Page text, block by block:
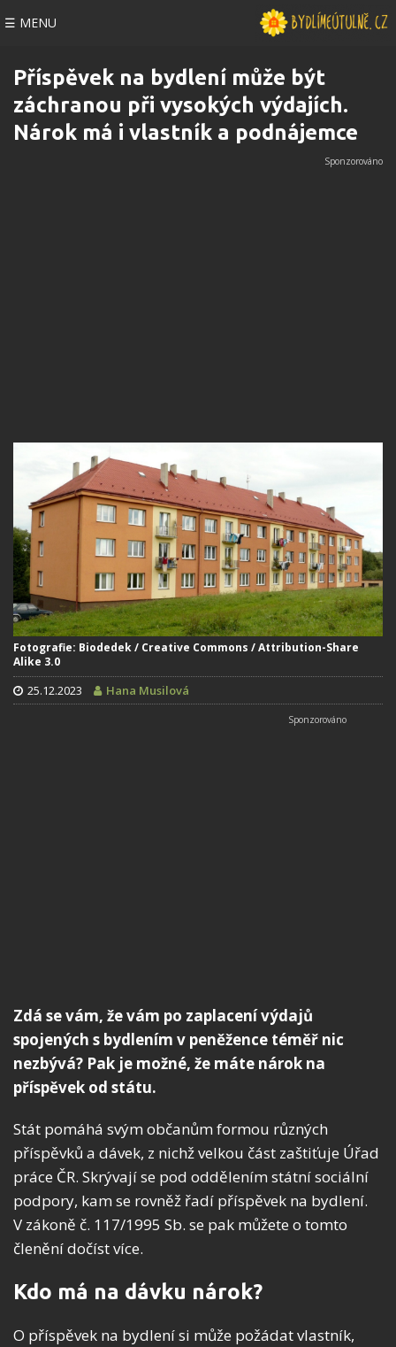
☰ MENU
Příspěvek na bydlení může být
záchranou při vysokých výdajích.
Nárok má i vlastník a podnájemce
Fotografie: Biodedek / Creative Commons / Attribution-Share
Alike 3.0
25.12.2023 Hana Musilová
Zdá se vám, že vám po zaplacení výdajů
spojených s bydlením v peněžence téměř nic
nezbývá? Pak je možné, že máte nárok na
příspěvek od státu.
Stát pomáhá svým občanům formou různých
příspěvků a dávek, z nichž velkou část zaštiťuje Úřad
práce ČR. Skrývají se pod oddělením státní sociální
podpory, kam se rovněž řadí příspěvek na bydlení.
V zákoně č. 117/1995 Sb. se pak můžete o tomto
členění dočíst více.
Kdo má na dávku nárok?
O příspěvek na bydlení si může požádat vlastník,